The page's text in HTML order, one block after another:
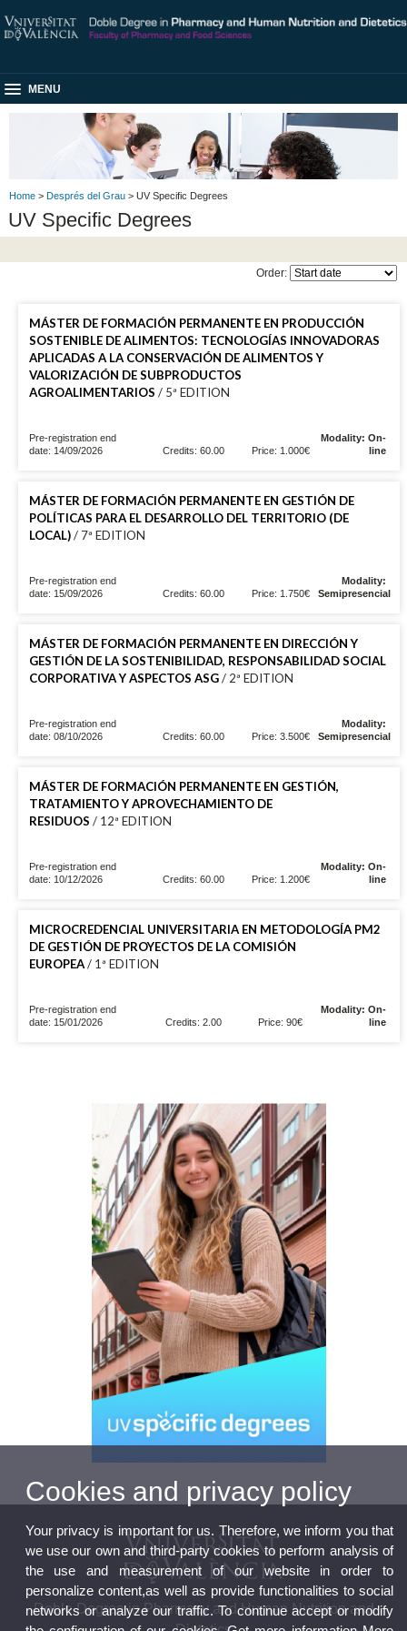
MENU
Home > Després del Grau > UV Specific Degrees
UV Specific Degrees
Order:
MÁSTER DE FORMACIÓN PERMANENTE EN PRODUCCIÓN
SOSTENIBLE DE ALIMENTOS: TECNOLOGÍAS INNOVADORAS
APLICADAS A LA CONSERVACIÓN DE ALIMENTOS Y
VALORIZACIÓN DE SUBPRODUCTOS
AGROALIMENTARIOS / 5ª EDITION
Pre-registration end
date: 14/09/2026
Credits: 60.00 Price: 1.000€
Modality: On-
line
MÁSTER DE FORMACIÓN PERMANENTE EN GESTIÓN DE
POLÍTICAS PARA EL DESARROLLO DEL TERRITORIO (DE
LOCAL)/ 7ª EDITION
Pre-registration end
date: 15/09/2026
Credits: 60.00 Price: 1.750€
Modality:
Semipresencial
MÁSTER DE FORMACIÓN PERMANENTE EN DIRECCIÓN Y
GESTIÓN DE LA SOSTENIBILIDAD, RESPONSABILIDAD SOCIAL
CORPORATIVA Y ASPECTOS ASG/ 2ª EDITION
Pre-registration end
date: 08/10/2026
Credits: 60.00 Price: 3.500€
Modality:
Semipresencial
MÁSTER DE FORMACIÓN PERMANENTE EN GESTIÓN,
TRATAMIENTO Y APROVECHAMIENTO DE
RESIDUOS / 12ª EDITION
Pre-registration end
date: 10/12/2026
Credits: 60.00 Price: 1.200€
Modality: On-
line
MICROCREDENCIAL UNIVERSITARIA EN METODOLOGÍA PM2
DE GESTIÓN DE PROYECTOS DE LA COMISIÓN
EUROPEA/ 1ª EDITION
Pre-registration end
date: 15/01/2026
Credits: 2.00 Price: 90€
Modality: On-
line
Doble Degree in Pharmacy and Human Nutrition and
Cookies and privacy policy
Your privacy is important for us. Therefore, we inform you that
we use our own and third-party cookies to perform analysis of
the use and measurement of our website in order to
personalize content,as well as provide functionalities to social
networks or analyze our traffic. To continue accept or modify